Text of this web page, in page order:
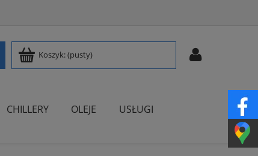
Koszyk:(pusty)
CHILLERY OLEJE
USŁUGI